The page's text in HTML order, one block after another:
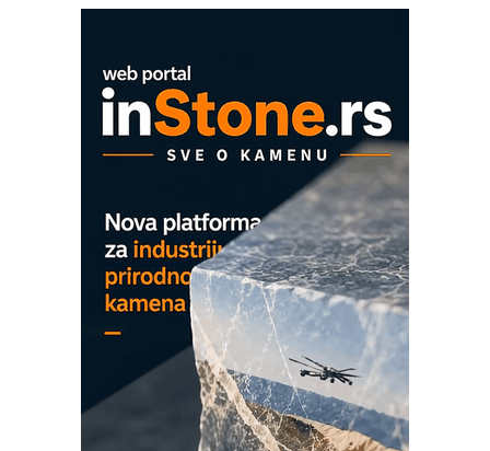
era CNC merenja
Proizvodnja iC7 Hybrid 1500 VDC
mrežnog pretvarača sa tečnim
hlađenjem
COMBYPACK
EVOKS Maintenance Management